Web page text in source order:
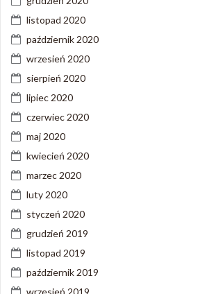
listopad 2020
październik 2020
wrzesień 2020
sierpień 2020
lipiec 2020
czerwiec 2020
maj 2020
kwiecień 2020
marzec 2020
luty 2020
styczeń 2020
grudzień 2019
listopad 2019
październik 2019
wrzesień 2019